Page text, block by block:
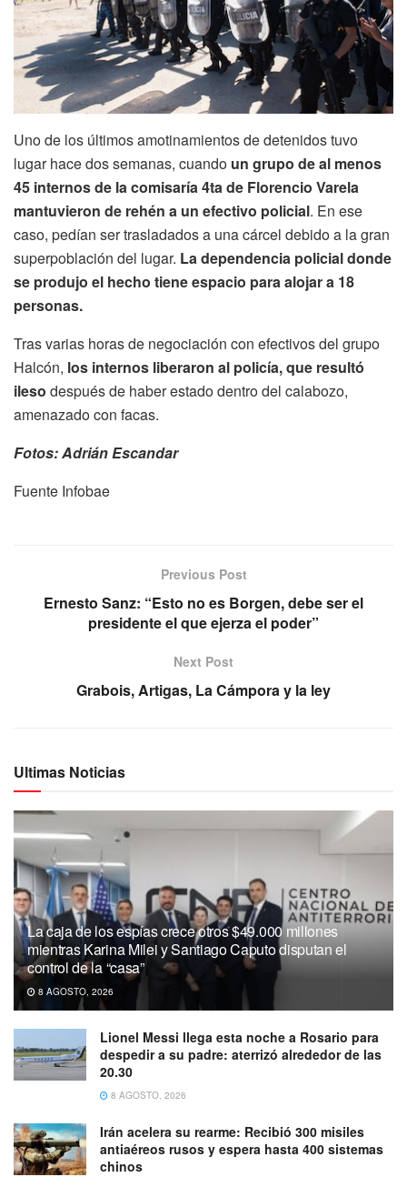
Uno de los últimos amotinamientos de detenidos tuvo
lugar hace dos semanas, cuando un grupo de al menos
45 internos de la comisaría 4ta de Florencio Varela
mantuvieron de rehén a un efectivo policial. En ese
caso, pedían ser trasladados a una cárcel debido a la gran
superpoblación del lugar. La dependencia policial donde
se produjo el hecho tiene espacio para alojar a 18
personas.
Tras varias horas de negociación con efectivos del grupo
Halcón, los internos liberaron al policía, que resultó
ileso después de haber estado dentro del calabozo,
amenazado con facas.
Fotos: Adrián Escandar
Fuente Infobae
Previous Post
Ernesto Sanz: “Esto no es Borgen, debe ser el
presidente el que ejerza el poder”
Next Post
Grabois, Artigas, La Cámpora y la ley
Ultimas Noticias
La caja de los espías crece otros $49.000 millones
mientras Karina Milei y Santiago Caputo disputan el
control de la “casa”
8 AGOSTO, 2026
Lionel Messi llega esta noche a Rosario para
despedir a su padre: aterrizó alrededor de las
20.30
8 AGOSTO, 2026
Irán acelera su rearme: Recibió 300 misiles
antiaéreos rusos y espera hasta 400 sistemas
chinos